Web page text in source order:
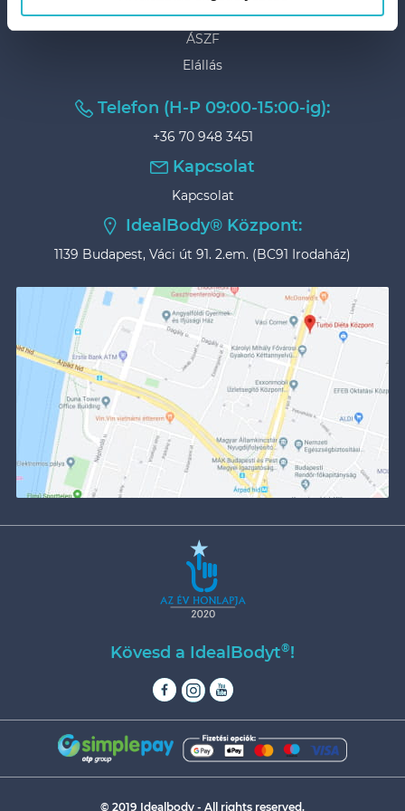
Adatvédelem
ÁSZF
Elállás
Telefon (H-P 09:00-15:00-ig):
+36 70 948 3451
Kapcsolat
Kapcsolat
IdealBody® Központ:
1139 Budapest, Váci út 91. 2.em. (BC91 Irodaház)
Kövesd a IdealBodyt®!
© 2019 Idealbody - All rights reserved.